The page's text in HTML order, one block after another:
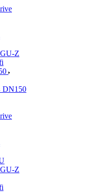
Z
DN150
Z